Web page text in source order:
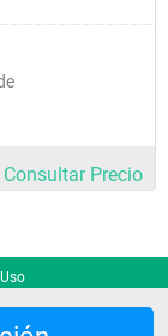
Consultar Precio